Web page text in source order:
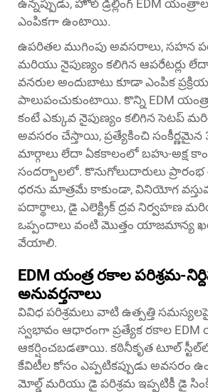
ఉన్నప్పుడు, హోల్ డ్రిల్లింగ్ EDM
ఎంపికగా ఉంటాయి.
ఉపరితల ముగింపు అవసరాలు, సహన
మరియు నైపుణ్యం కలిగిన ఆపరేటర్లు
వనరుల అందుబాటు కూడా ఎంపిక
పాలుపంచుకుంటాయి. కొన్ని EDM
కంటే ఎక్కువ నైపుణ్యం కలిగిన సెటప్
అవసరం చేస్తాయి, ప్రత్యేకించి సంకీర్ణమైన
మార్గాలు లేదా ఏకకాలంలో బహు-అక్ష
సందర్భాలలో. కొనుగోలుదారులు ప్రారంభ
ధరను మాత్రమే కాకుండా, వినియోగ
పదార్థాలు, డై ఎలెక్ట్రిక్ ద్రవ నిర్వహణ
ఒప్పందాలు వంటి మొత్తం యాజమాన్య
వేయాలి.
EDM యంత్ర రకాల పరిశ్రమ-
అనువర్తనాలు
వివిధ పరిశ్రమలు వాటి ఉత్పత్తి
స్వభావం ఆధారంగా ప్రత్యేక రకాల EDM
ఆకర్షించబడతాయి. కఠినీకృత టూల్
కేవిటీల కోసం ఎప్పటికప్పుడు అవసరం
మోల్డ్ మరియు డై పరిశ్రమ ఇప్పటికీ డై